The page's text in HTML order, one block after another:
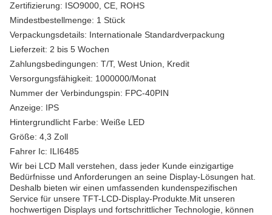
Zertifizierung: ISO9000, CE, ROHS
Mindestbestellmenge: 1 Stück
Verpackungsdetails: Internationale Standardverpackung
Lieferzeit: 2 bis 5 Wochen
Zahlungsbedingungen: T/T, West Union, Kredit
Versorgungsfähigkeit: 1000000/Monat
Nummer der Verbindungspin: FPC-40PIN
Anzeige: IPS
Hintergrundlicht Farbe: Weiße LED
Größe: 4,3 Zoll
Fahrer Ic: ILI6485
Wir bei LCD Mall verstehen, dass jeder Kunde einzigartige
Bedürfnisse und Anforderungen an seine Display-Lösungen hat.
Deshalb bieten wir einen umfassenden kundenspezifischen
Service für unsere TFT-LCD-Display-Produkte.Mit unseren
hochwertigen Displays und fortschrittlicher Technologie, können